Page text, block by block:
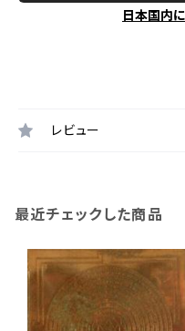
日本国内
レビュー
最近チェックした商品